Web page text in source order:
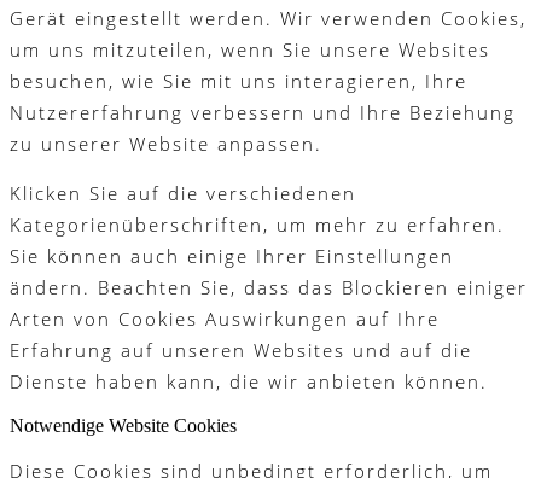
Gerät eingestellt werden. Wir verwenden Cookies,
um uns mitzuteilen, wenn Sie unsere Websites
besuchen, wie Sie mit uns interagieren, Ihre
Nutzererfahrung verbessern und Ihre Beziehung
zu unserer Website anpassen.
Klicken Sie auf die verschiedenen
Kategorienüberschriften, um mehr zu erfahren.
Sie können auch einige Ihrer Einstellungen
ändern. Beachten Sie, dass das Blockieren einiger
Arten von Cookies Auswirkungen auf Ihre
Erfahrung auf unseren Websites und auf die
Dienste haben kann, die wir anbieten können.
Notwendige Website Cookies
Diese Cookies sind unbedingt erforderlich, um